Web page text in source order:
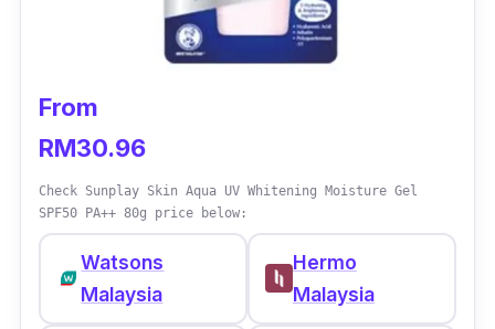
From
RM30.96
Check Sunplay Skin Aqua UV Whitening Moisture Gel
SPF50 PA++ 80g price below:
Watsons
Malaysia
Hermo
Malaysia